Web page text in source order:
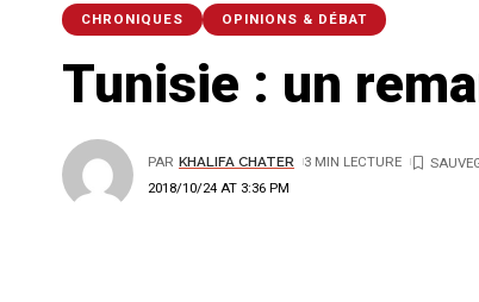
CHRONIQUES OPINIONS & DÉBAT
Tunisie : un
2018/10/24 AT 3:36 PM
PAR KHALIFA CHATER 3 MIN LECTURE